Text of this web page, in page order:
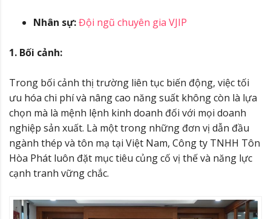
Nhân sự:Đội ngũ chuyên gia VJIP
1. Bối cảnh:
Trong bối cảnh thị trường liên tục biến động, việc tối
ưu hóa chi phí và nâng cao năng suất không còn là lựa
chọn mà là mệnh lệnh kinh doanh đối với mọi doanh
nghiệp sản xuất. Là một trong những đơn vị dẫn đầu
ngành thép và tôn mạ tại Việt Nam, Công ty TNHH Tôn
Hòa Phát luôn đặt mục tiêu củng cố vị thế và năng lực
cạnh tranh vững chắc.